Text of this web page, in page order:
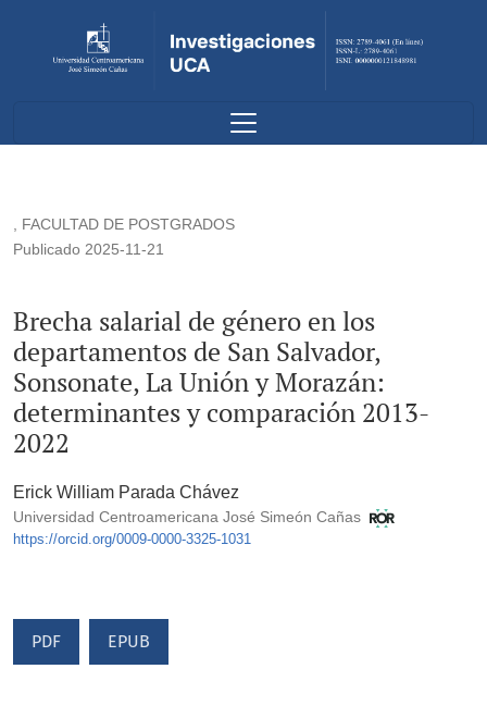
Brecha salarial de género en los departamentos de San
FACULTAD DE POSTGRADOS
Brecha salarial de género en los
departamentos de San Salvador,
Sonsonate, La Unión y Morazán:
determinantes y comparación 2013-
2022
Publicado 2025-11-21
Erick William Parada Chávez
Universidad Centroamericana José Simeón Cañas
https://orcid.org/0009-0000-3325-1031
PDF EPUB